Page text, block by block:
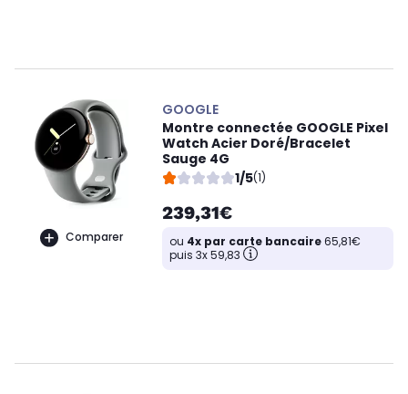
Comparer
GOOGLE
Montre connectée GOOGLE Pixel
Watch Acier Doré/Bracelet
Sauge 4G
1/5(1)
239,31€
ou 4x par carte bancaire65,81€
puis 3x 59,83